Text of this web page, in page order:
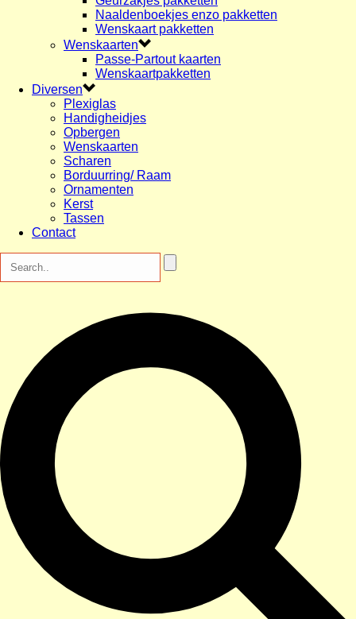
Naaldenboekjes enzo pakketten
Wenskaart pakketten
Wenskaarten
Passe-Partout kaarten
Wenskaartpakketten
Diversen
Plexiglas
Handigheidjes
Opbergen
Wenskaarten
Scharen
Borduurring/ Raam
Ornamenten
Kerst
Tassen
Contact